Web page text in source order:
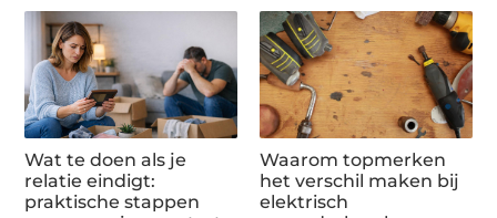
Wat te doen als je
relatie eindigt:
praktische stappen
Waarom topmerken
het verschil maken bij
elektrisch